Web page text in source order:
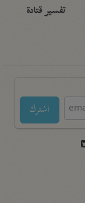
تفسير قتادة
اشترك